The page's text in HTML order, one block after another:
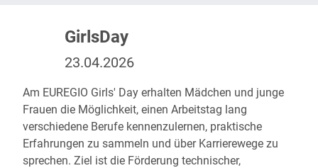
GirlsDay
23.04.2026
Am EUREGIO Girls' Day erhalten Mädchen und junge
Frauen die Möglichkeit, einen Arbeitstag lang
verschiedene Berufe kennenzulernen, praktische
Erfahrungen zu sammeln und über Karrierewege zu
sprechen. Ziel ist die Förderung technischer,